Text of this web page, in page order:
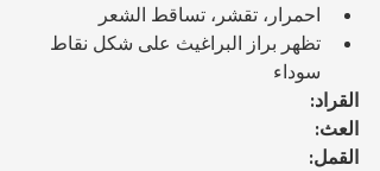
احمرار، تقشر، تساقط الشعر
تظهر براز البراغيث على شكل نقاط
سوداء
القراد:
العث:
القمل: